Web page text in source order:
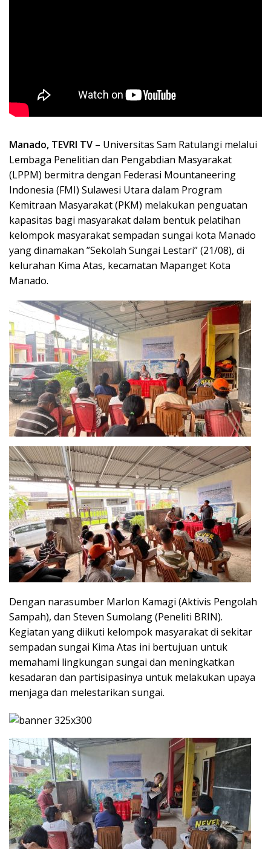
Manado, TEVRI TV – Universitas Sam Ratulangi melalui
Lembaga Penelitian dan Pengabdian Masyarakat
(LPPM) bermitra dengan Federasi Mountaneering
Indonesia (FMI) Sulawesi Utara dalam Program
Kemitraan Masyarakat (PKM) melakukan penguatan
kapasitas bagi masyarakat dalam bentuk pelatihan
kelompok masyarakat sempadan sungai kota Manado
yang dinamakan ”Sekolah Sungai Lestari” (21/08), di
kelurahan Kima Atas, kecamatan Mapanget Kota
Manado.
Dengan narasumber Marlon Kamagi (Aktivis Pengolah
Sampah), dan Steven Sumolang (Peneliti BRIN).
Kegiatan yang diikuti kelompok masyarakat di sekitar
sempadan sungai Kima Atas ini bertujuan untuk
memahami lingkungan sungai dan meningkatkan
kesadaran dan partisipasinya untuk melakukan upaya
menjaga dan melestarikan sungai.